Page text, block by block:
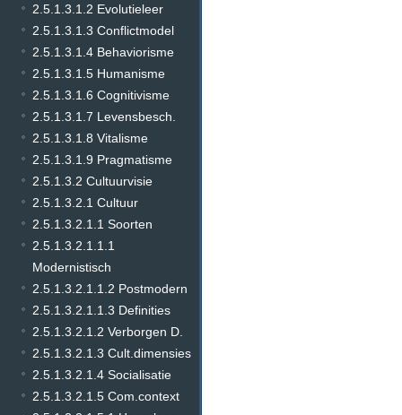
2.5.1.3.1.2 Evolutieleer
2.5.1.3.1.3 Conflictmodel
2.5.1.3.1.4 Behaviorisme
2.5.1.3.1.5 Humanisme
2.5.1.3.1.6 Cognitivisme
2.5.1.3.1.7 Levensbesch.
2.5.1.3.1.8 Vitalisme
2.5.1.3.1.9 Pragmatisme
2.5.1.3.2 Cultuurvisie
2.5.1.3.2.1 Cultuur
2.5.1.3.2.1.1 Soorten
2.5.1.3.2.1.1.1
Modernistisch
2.5.1.3.2.1.1.2 Postmodern
2.5.1.3.2.1.1.3 Definities
2.5.1.3.2.1.2 Verborgen D.
2.5.1.3.2.1.3 Cult.dimensies
2.5.1.3.2.1.4 Socialisatie
2.5.1.3.2.1.5 Com.context